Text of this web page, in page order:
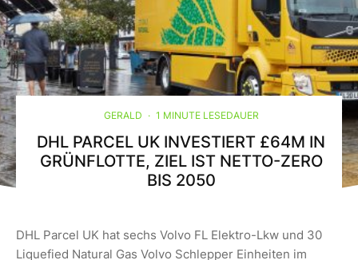
GERALD · 1 MINUTE LESEDAUER
DHL PARCEL UK INVESTIERT £64M IN
GRÜNFLOTTE, ZIEL IST NETTO-ZERO
BIS 2050
DHL Parcel UK hat sechs Volvo FL Elektro-Lkw und 30
Liquefied Natural Gas Volvo Schlepper Einheiten im